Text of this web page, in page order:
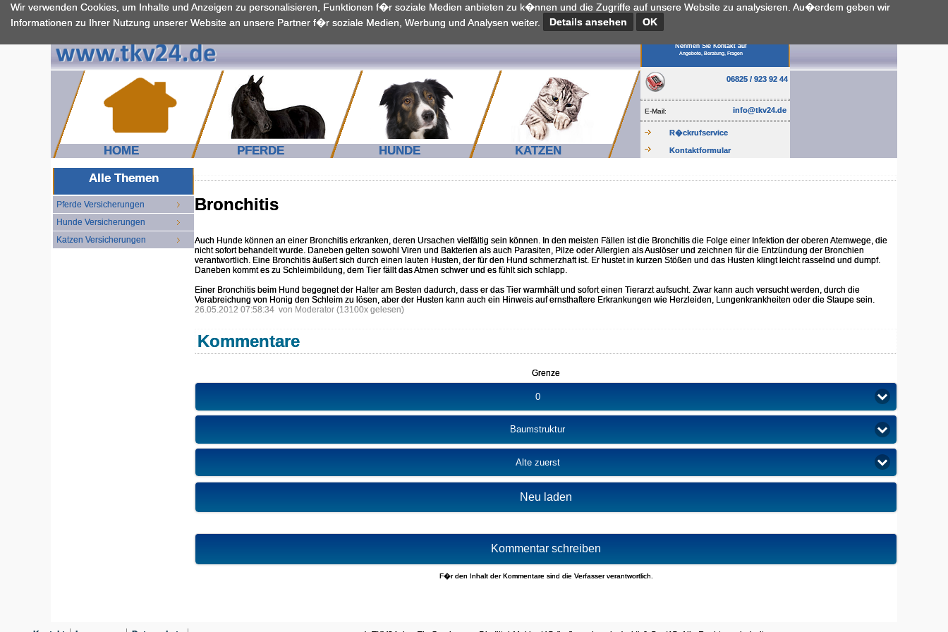
Wir verwenden Cookies, um Inhalte und Anzeigen zu personalisieren, Funktionen f�r soziale Medien anbieten zu k�nnen und die Zugriffe auf unsere Website zu analysieren. Au�erdem geben wir
Informationen zu Ihrer Nutzung unserer Website an unsere Partner f�r soziale Medien, Werbung und Analysen weiter.
Details ansehen OK
HOME PFERDE HUNDE KATZEN
Nehmen Sie Kontakt auf
Angebote, Beratung, Fragen
06825 / 923 92 44
E-Mail: info@tkv24.de
R�ckrufservice
Kontaktformular
Alle Themen
Pferde Versicherungen
Hunde Versicherungen
Katzen Versicherungen
Bronchitis
Auch Hunde können an einer Bronchitis erkranken, deren Ursachen vielfältig sein können. In den meisten Fällen ist die Bronchitis die Folge einer Infektion der oberen Atemwege, die
nicht sofort behandelt wurde. Daneben gelten sowohl Viren und Bakterien als auch Parasiten, Pilze oder Allergien als Auslöser und zeichnen für die Entzündung der Bronchien
verantwortlich. Eine Bronchitis äußert sich durch einen lauten Husten, der für den Hund schmerzhaft ist. Er hustet in kurzen Stößen und das Husten klingt leicht rasselnd und dumpf.
Daneben kommt es zu Schleimbildung, dem Tier fällt das Atmen schwer und es fühlt sich schlapp.
Einer Bronchitis beim Hund begegnet der Halter am Besten dadurch, dass er das Tier warmhält und sofort einen Tierarzt aufsucht. Zwar kann auch versucht werden, durch die
Verabreichung von Honig den Schleim zu lösen, aber der Husten kann auch ein Hinweis auf ernsthaftere Erkrankungen wie Herzleiden, Lungenkrankheiten oder die Staupe sein.
26.05.2012 07:58:34 von Moderator (13100x gelesen)
Kommentare
Grenze
0
Baumstruktur
Alte zuerst
Neu laden
Kommentar schreiben
F�r den Inhalt der Kommentare sind die Verfasser verantwortlich.